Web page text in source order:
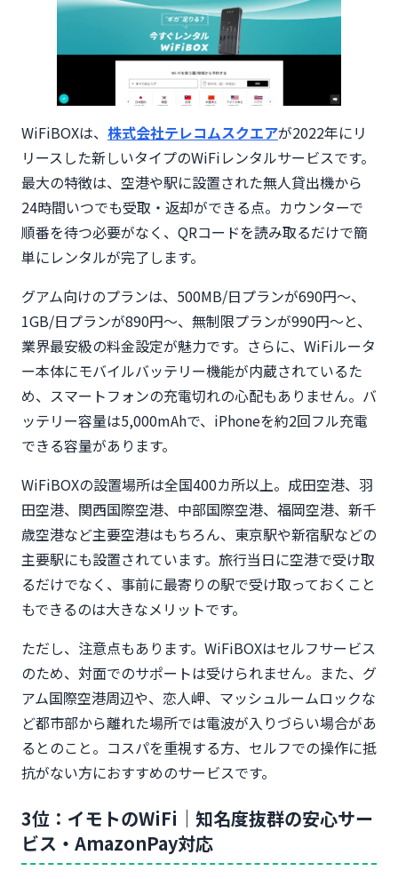
WiFiBOXは、 株式会社テレコムスクエアが2022年にリ
リースした新しいタイプのWiFiレンタルサービスです。
最大の特徴は、空港や駅に設置された無人貸出機から
24時間いつでも受取・返却ができる点。カウンターで
順番を待つ必要がなく、QRコードを読み取るだけで簡
単にレンタルが完了します。
グアム向けのプランは、500MB/日プランが690円～、
1GB/日プランが890円～、無制限プランが990円～と、
業界最安級の料金設定が魅力です。さらに、WiFiルータ
ー本体にモバイルバッテリー機能が内蔵されているた
め、スマートフォンの充電切れの心配もありません。バ
ッテリー容量は5,000mAhで、iPhoneを約2回フル充電
できる容量があります。
WiFiBOXの設置場所は全国400カ所以上。成田空港、羽
田空港、関西国際空港、中部国際空港、福岡空港、新千
歳空港など主要空港はもちろん、東京駅や新宿駅などの
主要駅にも設置されています。旅行当日に空港で受け取
るだけでなく、事前に最寄りの駅で受け取っておくこと
もできるのは大きなメリットです。
ただし、注意点もあります。WiFiBOXはセルフサービス
のため、対面でのサポートは受けられません。また、グ
アム国際空港周辺や、恋人岬、マッシュルームロックな
ど都市部から離れた場所では電波が入りづらい場合があ
るとのこと。コスパを重視する方、セルフでの操作に抵
抗がない方におすすめのサービスです。
3位：イモトのWiFi｜知名度抜群の安心サー
ビス・AmazonPay対応